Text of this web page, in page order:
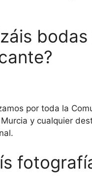
por toda la
y cualquier